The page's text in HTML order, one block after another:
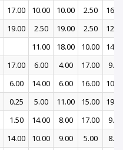
17.00 10.00 10.00 2.50
19.00 2.50 19.00 2.50
11.00 18.00 10.00
17.00 6.00 4.00 17.00
9.00
6.00 14.00 6.00 16.00
0.25 5.00 11.00 15.00
1.50 14.00 8.00 17.00
9.00
14.00 10.00 9.00 5.00
8.00